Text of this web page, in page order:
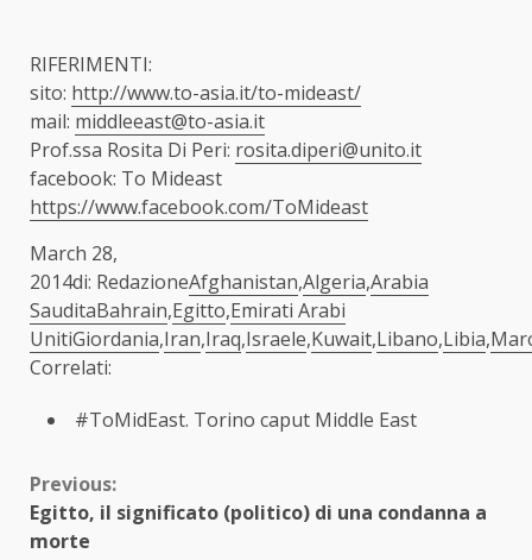
RIFERIMENTI:
sito: http://www.to-asia.it/to-mideast/
mail: middleeast@to-asia.it
Prof.ssa Rosita Di Peri: rosita.diperi@unito.it
facebook: To Mideast
https://www.facebook.com/ToMideast
March 28,
2014di: RedazioneAfghanistan,Algeria,Arabia
SauditaBahrain,Egitto,Emirati Arabi
UnitiGiordania,Iran,Iraq,Israele,Kuwait,Libano,Libia,
Correlati:
#ToMidEast. Torino caput Middle East
Continue
Reading
Previous:
Egitto, il significato (politico) di una condanna a
morte